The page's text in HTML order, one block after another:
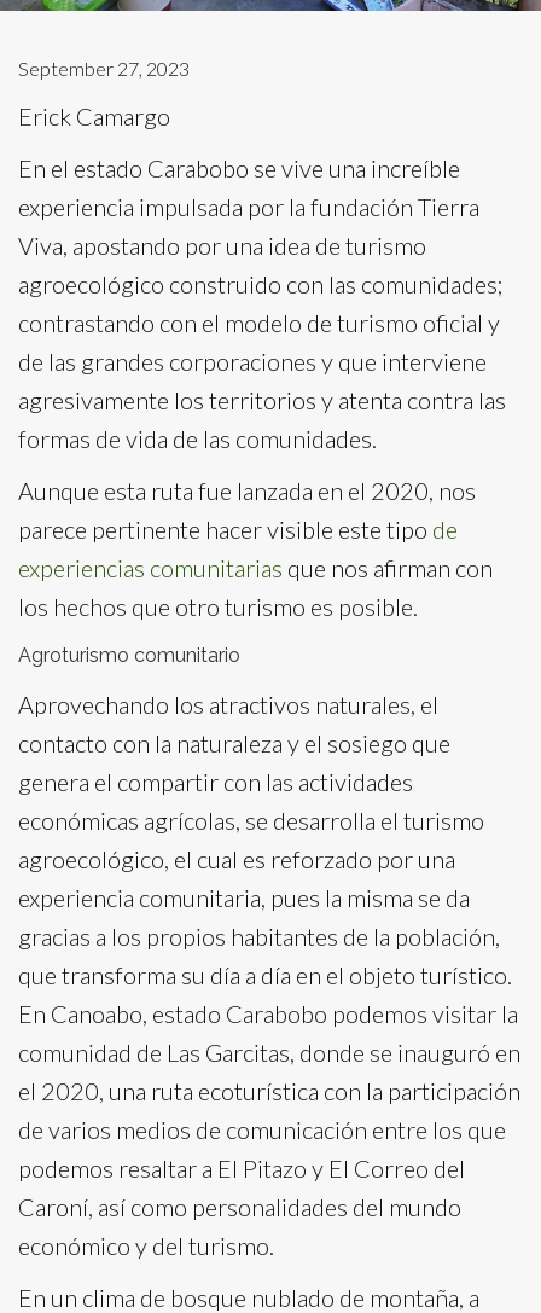
September 27, 2023
Erick Camargo
En el estado Carabobo se vive una increíble
experiencia impulsada por la fundación Tierra
Viva, apostando por una idea de turismo
agroecológico construido con las comunidades;
contrastando con el modelo de turismo oficial y
de las grandes corporaciones y que interviene
agresivamente los territorios y atenta contra las
formas de vida de las comunidades.
Aunque esta ruta fue lanzada en el 2020, nos
parece pertinente hacer visible este tipo de
experiencias comunitarias que nos afirman con
los hechos que otro turismo es posible.
Agroturismo comunitario
Aprovechando los atractivos naturales, el
contacto con la naturaleza y el sosiego que
genera el compartir con las actividades
económicas agrícolas, se desarrolla el turismo
agroecológico, el cual es reforzado por una
experiencia comunitaria, pues la misma se da
gracias a los propios habitantes de la población,
que transforma su día a día en el objeto turístico.
En Canoabo, estado Carabobo podemos visitar la
comunidad de Las Garcitas, donde se inauguró en
el 2020, una ruta ecoturística con la participación
de varios medios de comunicación entre los que
podemos resaltar a El Pitazo y El Correo del
Caroní, así como personalidades del mundo
económico y del turismo.
En un clima de bosque nublado de montaña, a